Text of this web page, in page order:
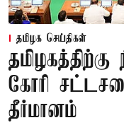
தமிழக செய்திகள்
கோரி
தீர்மானம்